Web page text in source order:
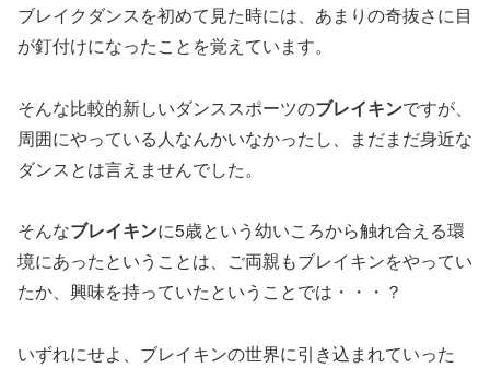
ブレイクダンスを初めて見た時には、あまりの奇抜さに目
が釘付けになったことを覚えています。
そんな比較的新しいダンススポーツのブレイキンですが、
周囲にやっている人なんかいなかったし、まだまだ身近な
ダンスとは言えませんでした。
そんなブレイキンに5歳という幼いころから触れ合える環
境にあったということは、ご両親もブレイキンをやってい
たか、興味を持っていたということでは・・・？
いずれにせよ、ブレイキンの世界に引き込まれていった